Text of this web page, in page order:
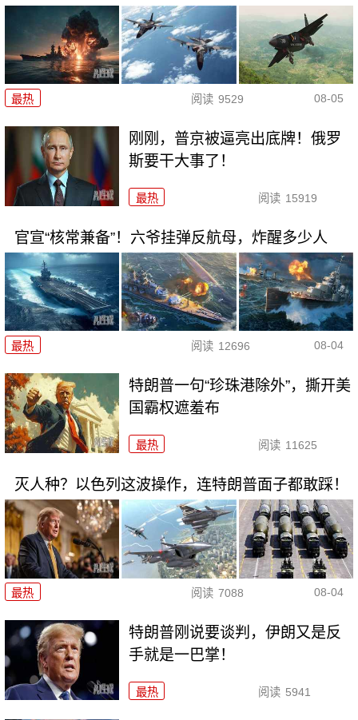
最热 阅读 9529 08-05
刚刚，普京被逼亮出底牌！俄罗
斯要干大事了！
最热 阅读 15919
官宣“核常兼备”！六爷挂弹反航母，炸醒多少人
最热 阅读 12696 08-04
特朗普一句“珍珠港除外”，撕开美
国霸权遮羞布
最热 阅读 11625
灭人种？以色列这波操作，连特朗普面子都敢踩！
最热 阅读 7088 08-04
特朗普刚说要谈判，伊朗又是反
手就是一巴掌！
最热 阅读 5941